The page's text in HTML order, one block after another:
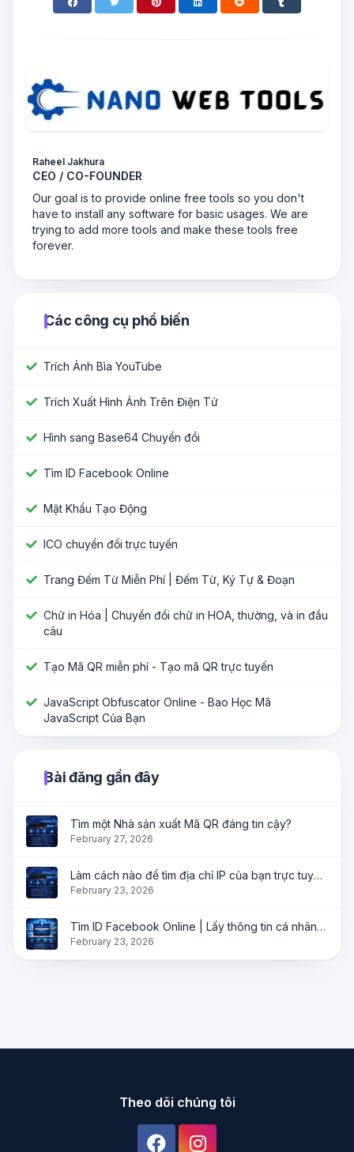
Raheel Jakhura
CEO / CO-FOUNDER
Our goal is to provide online free tools so you don't
have to install any software for basic usages. We are
trying to add more tools and make these tools free
forever.
Các công cụ phổ biến
Trích Ảnh Bìa YouTube
Trích Xuất Hình Ảnh Trên Điện Tử
Hình sang Base64 Chuyển đổi
Tìm ID Facebook Online
Mật Khẩu Tạo Động
ICO chuyển đổi trực tuyến
Trang Đếm Từ Miễn Phí | Đếm Từ, Ký Tự & Đoạn
Chữ in Hóa | Chuyển đổi chữ in HOA, thường, và in đầu
câu
Tạo Mã QR miễn phí - Tạo mã QR trực tuyến
JavaScript Obfuscator Online - Bao Học Mã
JavaScript Của Bạn
Bài đăng gần đây
Tìm một Nhà sản xuất Mã QR đáng tin cậy?
February 27, 2026
Làm cách nào để tìm địa chỉ IP của bạn trực tuyến ngay lập tức?
February 23, 2026
Tìm ID Facebook Online | Lấy thông tin cá nhân, trang và nhóm ngay lập tức
February 23, 2026
Theo dõi chúng tôi